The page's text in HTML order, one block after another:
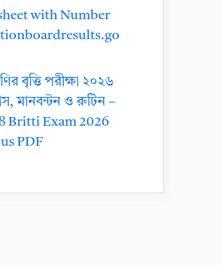
with Number
বৃত্তি পরীক্ষা ২০২৬
মানবন্টন ও রুটিন –
Britti Exam 2026
PDF